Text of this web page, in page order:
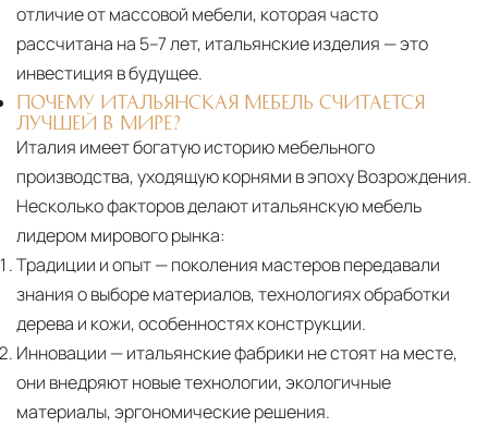
отличие от массовой мебели, которая часто
рассчитана на 5–7 лет, итальянские изделия — это
инвестиция в будущее.
ПОЧЕМУ ИТАЛЬЯНСКАЯ МЕБЕЛЬ СЧИТАЕТСЯ
ЛУЧШЕЙ В МИРЕ?
Италия имеет богатую историю мебельного
производства, уходящую корнями в эпоху Возрождения.
Несколько факторов делают итальянскую мебель
лидером мирового рынка:
Традиции и опыт— поколения мастеров передавали
знания о выборе материалов, технологиях обработки
дерева и кожи, особенностях конструкции.
Инновации — итальянские фабрики не стоят на месте,
они внедряют новые технологии, экологичные
материалы, эргономические решения.